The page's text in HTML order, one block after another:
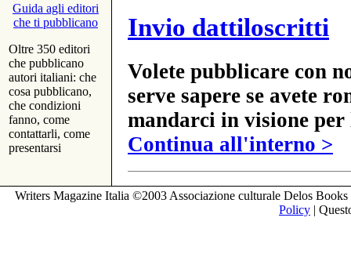
Guida agli editori
che ti pubblicano
Oltre 350 editori
che pubblicano
autori italiani: che
cosa pubblicano,
che condizioni
fanno, come
contattarli, come
presentarsi
Invio dattiloscritti
Volete pubblicare con
serve sapere se avete
mandarci in visione
Continua all'interno >
Writers Magazine Italia ©2003 Associazione culturale Delos
Policy |